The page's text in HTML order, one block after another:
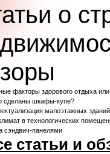
о
факторы здорового отдыха
сделаны шкафы-купе?
малоэтажных
в технологических
сэндвич-панелями
статьи и